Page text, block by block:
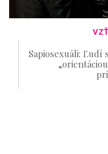
Sapiosexuáli: Ľudí